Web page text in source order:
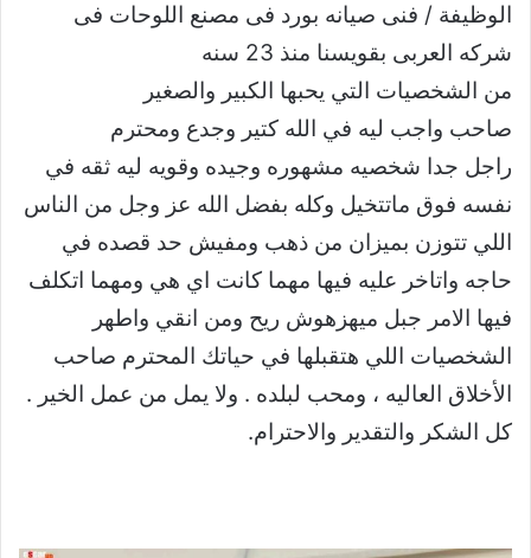
الوظيفة / فنى صيانه بورد فى مصنع اللوحات فى
شركه العربى بقويسنا منذ 23 سنه
من الشخصيات التي يحبها الكبير والصغير
صاحب واجب ليه في الله كتير وجدع ومحترم
راجل جدا شخصيه مشهوره وجيده وقويه ليه ثقه في
نفسه فوق ماتتخيل وكله بفضل الله عز وجل من الناس
اللي تتوزن بميزان من ذهب ومفيش حد قصده في
حاجه واتاخر عليه فيها مهما كانت اي هي ومهما اتكلف
فيها الامر جبل ميهزهوش ريح ومن انقي واطهر
الشخصيات اللي هتقبلها في حياتك المحترم صاحب
الأخلاق العاليه ، ومحب لبلده . ولا يمل من عمل الخير .
كل الشكر والتقدير والاحترام.